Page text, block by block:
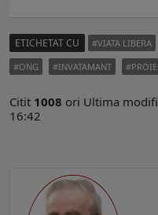
ETICHETAT CU VIATA LIBERA
ONG
INVATAMANT
Citit 1008 ori Ultima
16:42